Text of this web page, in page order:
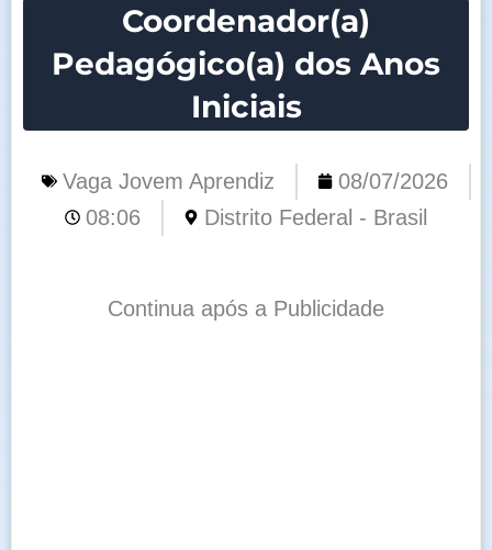
Coordenador(a)
Pedagógico(a) dos Anos
Iniciais
Vaga Jovem Aprendiz
08/07/2026
08:06
Distrito Federal - Brasil
Continua após a Publicidade